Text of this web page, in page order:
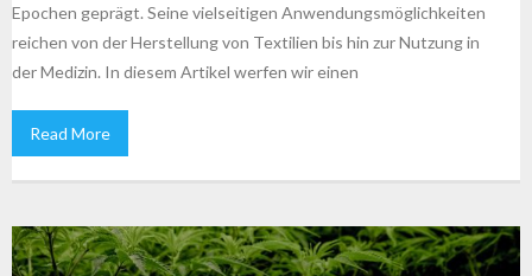
Epochen geprägt. Seine vielseitigen Anwendungsmöglichkeiten
reichen von der Herstellung von Textilien bis hin zur Nutzung in
der Medizin. In diesem Artikel werfen wir einen
Read More